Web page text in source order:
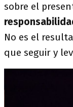
sobre el
No es el
que seguir y